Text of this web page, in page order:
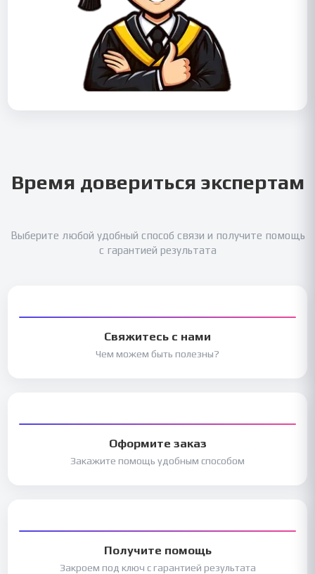
Время довериться экспертам
Выберите любой удобный способ связи и получите помощь
с гарантией результата
Свяжитесь с нами
Чем можем быть полезны?
Оформите заказ
Закажите помощь удобным способом
Получите помощь
Закроем под ключ с гарантией результата